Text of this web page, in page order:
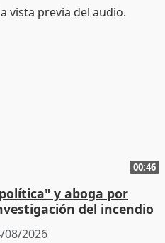
00:46
y aboga por
del incendio
08/2026